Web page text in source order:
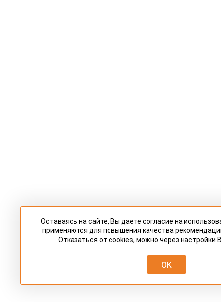
Оставаясь на сайте, Вы даете согласие на
применяются для повышения качества
Отказаться от cookies, можно через настройки
OK